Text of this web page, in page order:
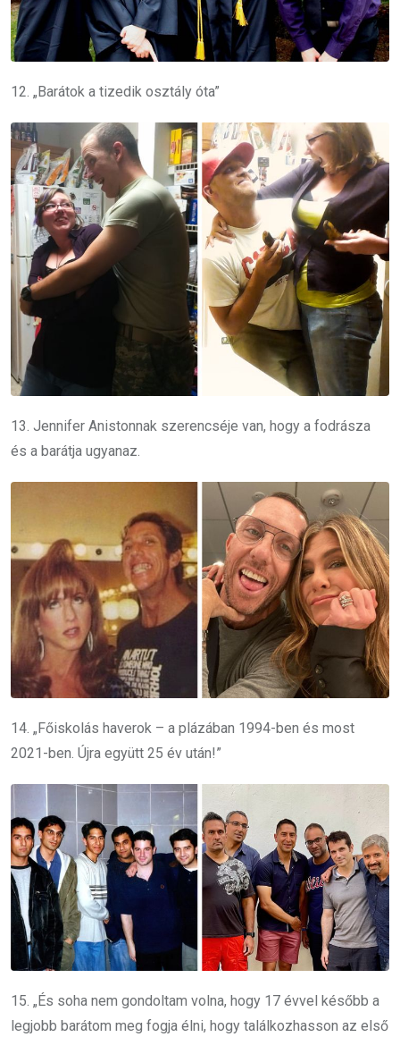
12. „Barátok a tizedik osztály óta”
13. Jennifer Anistonnak szerencséje van, hogy a fodrásza
és a barátja ugyanaz.
14. „Főiskolás haverok – a plázában 1994-ben és most
2021-ben. Újra együtt 25 év után!”
15. „És soha nem gondoltam volna, hogy 17 évvel később a
legjobb barátom meg fogja élni, hogy találkozhasson az első